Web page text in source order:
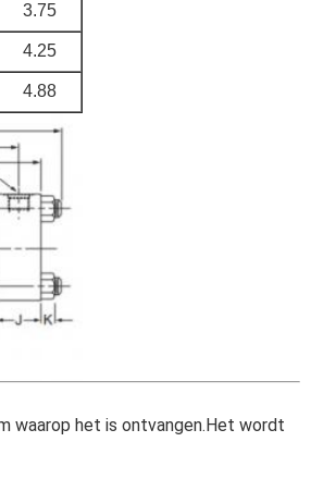
3.75
4.25
4.88
waarop het is ontvangen.Het wordt